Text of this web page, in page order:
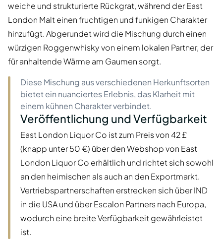
weiche und strukturierte Rückgrat, während der East
London Malt einen fruchtigen und funkigen Charakter
hinzufügt. Abgerundet wird die Mischung durch einen
würzigen Roggenwhisky von einem lokalen Partner, der
für anhaltende Wärme am Gaumen sorgt.
Diese Mischung aus verschiedenen Herkunftsorten
bietet ein nuanciertes Erlebnis, das Klarheit mit
einem kühnen Charakter verbindet.
Veröffentlichung und Verfügbarkeit
East London Liquor Co ist zum Preis von 42 £
(knapp unter 50 €) über den Webshop von East
London Liquor Co erhältlich und richtet sich sowohl
an den heimischen als auch an den Exportmarkt.
Vertriebspartnerschaften erstrecken sich über IND
in die USA und über Escalon Partners nach Europa,
wodurch eine breite Verfügbarkeit gewährleistet
ist.